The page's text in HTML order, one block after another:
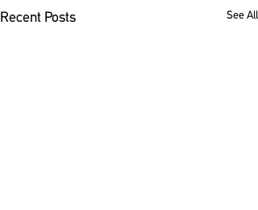
Recent Posts See All